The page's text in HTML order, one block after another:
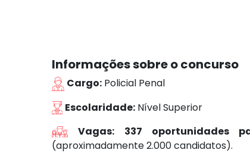
Informações sobre o concurso
Cargo: Policial Penal
Escolaridade: Nível Superior
Vagas:
337 oportunidades
(aproximadamente 2.000 candidatos).